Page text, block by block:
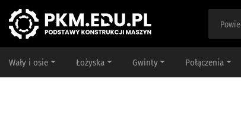
Wały i osie Łożyska Gwinty Połączenia